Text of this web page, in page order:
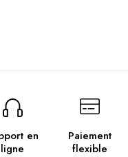
en
ligne
Paiement
flexible